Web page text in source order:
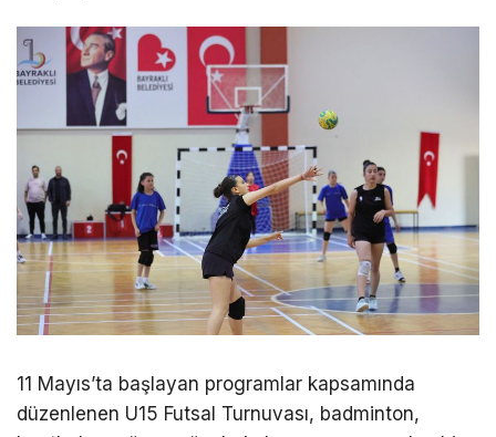
11 Mayıs’ta başlayan programlar kapsamında
düzenlenen U15 Futsal Turnuvası, badminton,